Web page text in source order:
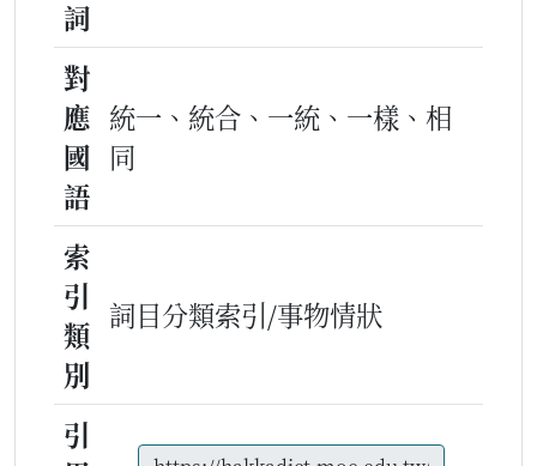
詞
對
應
國
語
統一、統合、一統、一樣、相
同
索
引
類
別
詞目分類索引/事物情狀
引